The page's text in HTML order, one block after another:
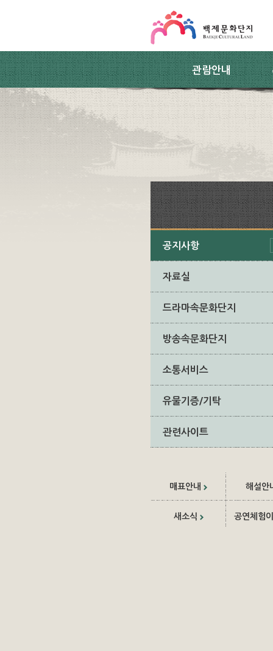
관람안내
공지사항
자료실
드라마속문화단지
방송속문화단지
소통서비스
유물기증/기탁
관련사이트
매표안내 해설안
새소식 공연체험